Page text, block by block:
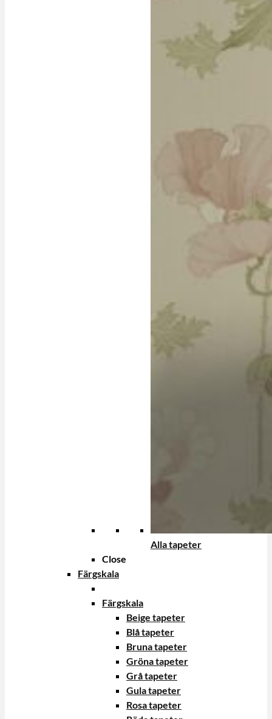
Alla tapeter
Close
Färgskala
Färgskala
Beige tapeter
Blå tapeter
Bruna tapeter
Gröna tapeter
Grå tapeter
Gula tapeter
Rosa tapeter